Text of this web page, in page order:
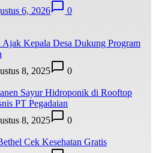
6, 2026 0
Ajak Kepala Desa Dukung Program
8, 2025
0
Sayur Hidroponik di Rooftop
PT Pegadaian
8, 2025
0
Cek Kesehatan Gratis